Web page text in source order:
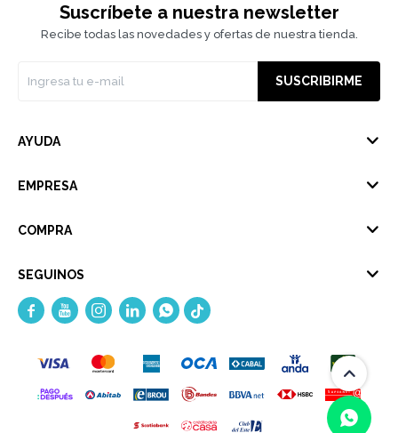
Suscríbete a nuestra newsletter
Recibe todas las novedades y ofertas de nuestra tienda.
SUSCRIBIRME
AYUDA
EMPRESA
COMPRA
SEGUINOS
    